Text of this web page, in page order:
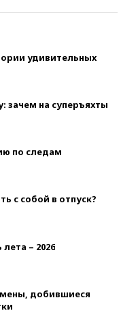
удивительных
зачем на суперъяхты
по следам
с собой в отпуск?
– 2026
добившиеся